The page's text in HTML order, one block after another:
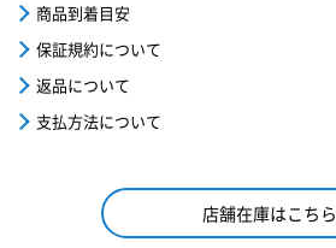
商品到着目安
保証規約について
返品について
支払方法について
店舗在庫はこちら